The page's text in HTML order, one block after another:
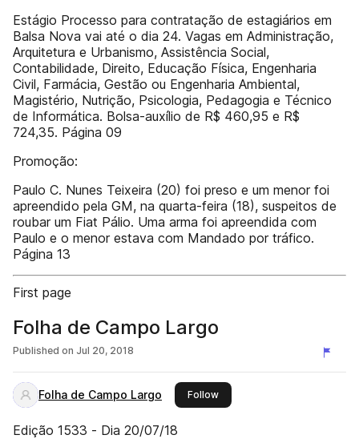
Estágio Processo para contratação de estagiários em
Balsa Nova vai até o dia 24. Vagas em Administração,
Arquitetura e Urbanismo, Assistência Social,
Contabilidade, Direito, Educação Física, Engenharia
Civil, Farmácia, Gestão ou Engenharia Ambiental,
Magistério, Nutrição, Psicologia, Pedagogia e Técnico
de Informática. Bolsa-auxílio de R$ 460,95 e R$
724,35. Página 09
Promoção:
Paulo C. Nunes Teixeira (20) foi preso e um menor foi
apreendido pela GM, na quarta-feira (18), suspeitos de
roubar um Fiat Pálio. Uma arma foi apreendida com
Paulo e o menor estava com Mandado por tráfico.
Página 13
First page
Folha de Campo Largo
Published on Jul 20, 2018
Folha de Campo Largo Followthis publisher
Edição 1533 - Dia 20/07/18